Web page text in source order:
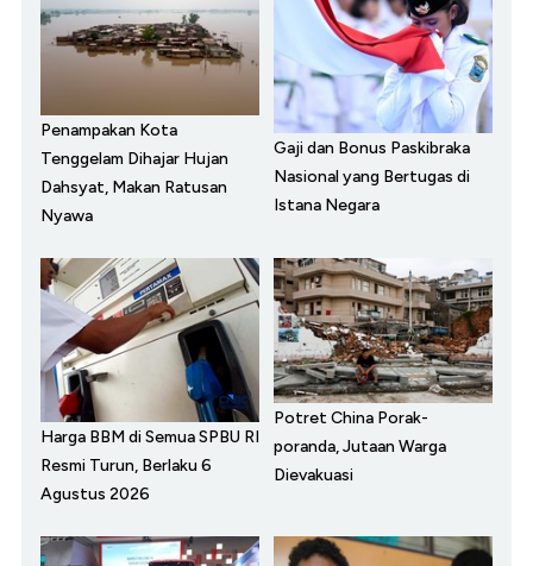
Penampakan Kota
Tenggelam Dihajar Hujan
Dahsyat, Makan Ratusan
Nyawa
Gaji dan Bonus Paskibraka
Nasional yang Bertugas di
Istana Negara
Harga BBM di Semua SPBU RI
Resmi Turun, Berlaku 6
Agustus 2026
Potret China Porak-
poranda, Jutaan Warga
Dievakuasi